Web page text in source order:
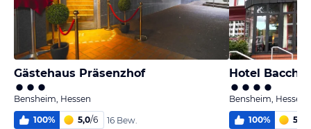
Gästehaus Präsenzhof
Bensheim, Hessen
100% 5,0/6 16 Bew.
Hotel
Bensheim, Hessen
100% 5,3